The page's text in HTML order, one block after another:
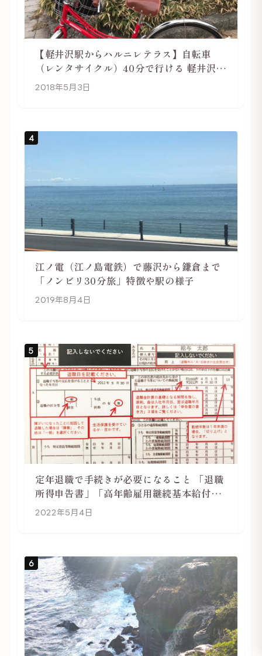
【軽井沢駅からハルニレテラス】自転車
（レンタサイクル）40分で行ける 軽井沢旅
行は自転車利用がおススメ
2018年5月3日
4
江ノ電（江ノ島電鉄）で藤沢から鎌倉まで
「ノンビリ30分旅」特徴や駅の様子
2019年8月4日
5
定年退職で手続きが必要になること 「退職
所得申告書」「高年齢雇用継続基本給付金
受給資格確認」
2022年5月4日
6